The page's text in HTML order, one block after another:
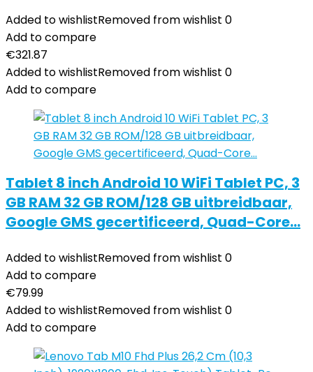
Added to wishlistRemoved from wishlist 0
Add to compare
€321.87
Added to wishlistRemoved from wishlist 0
Add to compare
Tablet 8 inch Android 10 WiFi Tablet PC, 3
GB RAM 32 GB ROM/128 GB uitbreidbaar,
Google GMS gecertificeerd, Quad-Core…
Added to wishlistRemoved from wishlist 0
Add to compare
€79.99
Added to wishlistRemoved from wishlist 0
Add to compare